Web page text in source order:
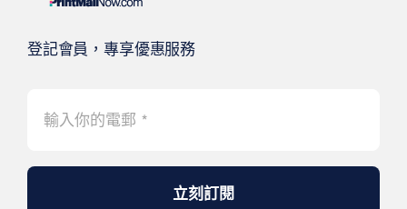
登記會員，專享優惠服務
立刻訂閱